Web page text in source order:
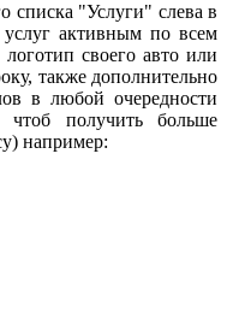
списка "Услуги" слева в
услуг активным по всем
своего авто или
также дополнительно
в любой очередности
получить больше
например: